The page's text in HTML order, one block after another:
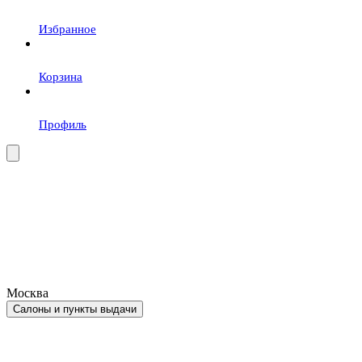
Избранное
Корзина
Профиль
Москва
Салоны и пункты выдачи